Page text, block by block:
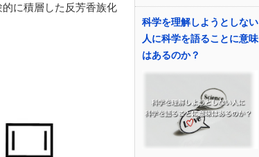
に積層した反芳香族化
科学を理解しようとしない
人に科学を語ることに意味
はあるのか？